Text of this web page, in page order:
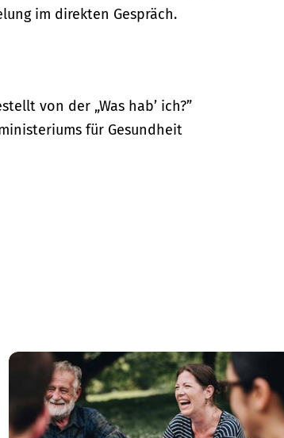
im direkten Gespräch.
von der „Was hab’ ich?”
für Gesundheit